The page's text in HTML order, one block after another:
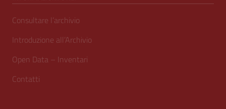
Consultare l’archivio
Introduzione all’Archivio
Open Data – Inventari
Contatti